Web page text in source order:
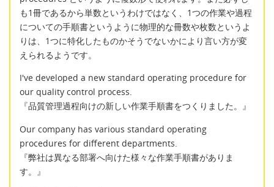
も1冊であるから単数というわけではなく、1つの作業や過程
についての手順書というように物理的な冊数や枚数というよ
りは、1つに特化したものかそうでないかにより言い方が変
えられるようです。
I've developed a new standard operating procedure for
our quality control process.
『品質管理過程向けの新しい作業手順書をつくりました。』
Our company has various standard operating
procedures for different departments.
『弊社は異なる部署へ向けた様々な作業手順書がありま
す。』